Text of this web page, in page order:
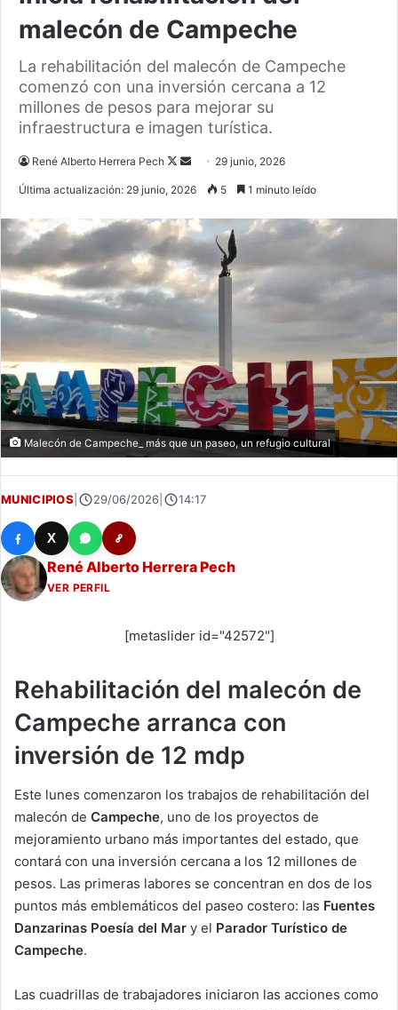
malecón de Campeche
La rehabilitación del malecón de Campeche
comenzó con una inversión cercana a 12
millones de pesos para mejorar su
infraestructura e imagen turística.
René Alberto Herrera Pech
Follow
Send 29 junio, 2026
Última actualización: 29 junio, 2026 5 1 minuto leído
Malecón de Campeche_ más que un paseo, un refugio cultural
MUNICIPIOS 29/06/2026 14:17
X
René Alberto Herrera Pech
VER PERFIL
[metaslider id="42572"]
Rehabilitación del malecón de
Campeche arranca con
inversión de 12 mdp
Este lunes comenzaron los trabajos de rehabilitación del
malecón de Campeche, uno de los proyectos de
mejoramiento urbano más importantes del estado, que
contará con una inversión cercana a los 12 millones de
pesos. Las primeras labores se concentran en dos de los
puntos más emblemáticos del paseo costero: las Fuentes
Danzarinas Poesía del Mar y el Parador Turístico de
Campeche.
Las cuadrillas de trabajadores iniciaron las acciones como